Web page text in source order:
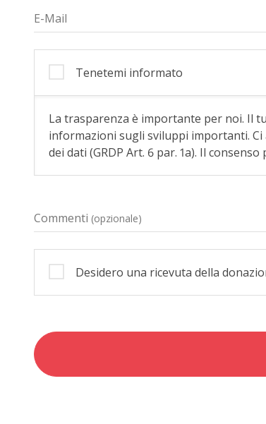
E-Mail
Tenetemi informato
La trasparenza è importante per noi. Il
informazioni sugli sviluppi importanti.
dei dati (GRDP Art. 6 par. 1a). Il
Commenti (opzionale)
Desidero una ricevuta della